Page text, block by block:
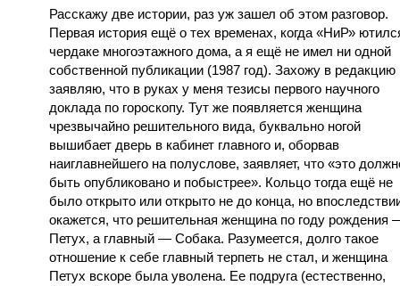
Расскажу две истории, раз уж зашел об этом разговор.
Первая история ещё о тех временах, когда «НиР»
чердаке многоэтажного дома, а я ещё не имел ни одной
собственной публикации (1987 год). Захожу в редакцию
заявляю, что в руках у меня тезисы первого научного
доклада по гороскопу. Тут же появляется женщина
чрезвычайно решительного вида, буквально ногой
вышибает дверь в кабинет главного и, оборвав
наиглавнейшего на полуслове, заявляет, что «это
быть опубликовано и побыстрее». Кольцо тогда ещё не
было открыто или открыто не до конца, но
окажется, что решительная женщина по году рождения
Петух, а главный — Собака. Разумеется, долго такое
отношение к себе главный терпеть не стал, и женщина
Петух вскоре была уволена. Ее подруга (естественно,